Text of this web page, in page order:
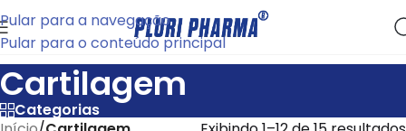
Pular para a navegação
Pular para o conteúdo principal
Cartilagem
Categorias